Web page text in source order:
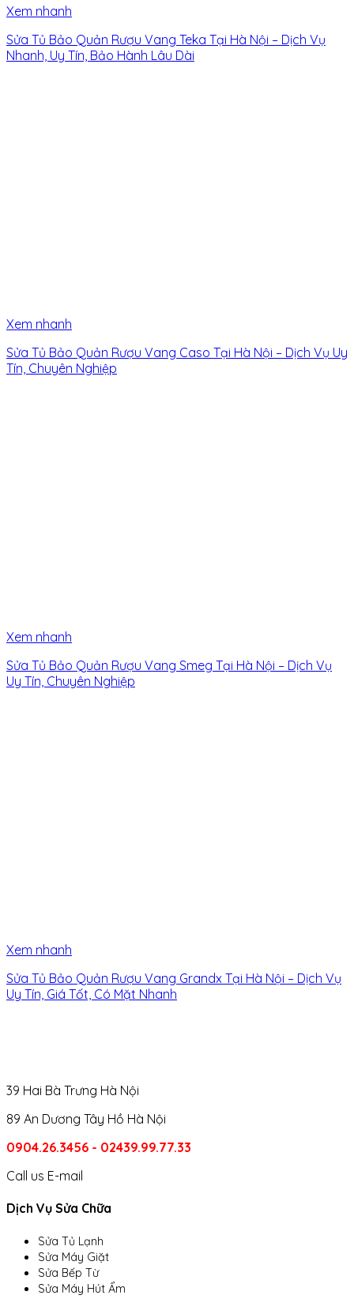
Xem nhanh
Sửa Tủ Bảo Quản Rượu Vang Teka Tại Hà Nội – Dịch Vụ
Nhanh, Uy Tín, Bảo Hành Lâu Dài
Xem nhanh
Sửa Tủ Bảo Quản Rượu Vang Caso Tại Hà Nội – Dịch Vụ Uy
Tín, Chuyên Nghiệp
Xem nhanh
Sửa Tủ Bảo Quản Rượu Vang Smeg Tại Hà Nội – Dịch Vụ
Uy Tín, Chuyên Nghiệp
Xem nhanh
Sửa Tủ Bảo Quản Rượu Vang Grandx Tại Hà Nội – Dịch Vụ
Uy Tín, Giá Tốt, Có Mặt Nhanh
39 Hai Bà Trưng Hà Nội
89 An Dương Tây Hồ Hà Nội
0904.26.3456 - 02439.99.77.33
Call us E-mail
Dịch Vụ Sửa Chữa
Sửa Tủ Lạnh
Sửa Máy Giặt
Sửa Bếp Từ
Sửa Máy Hút Ẩm